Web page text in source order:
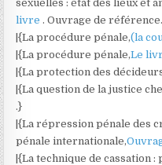
sexuelles : état des lieux et
livre. Ouvrage de
|{La procédure pénale,(la
|{La procédure pénale,Le
|{La protection des
|{La question de la justice
.}
|{La répression pénale des
pénale internationale,
|{La technique de cassation